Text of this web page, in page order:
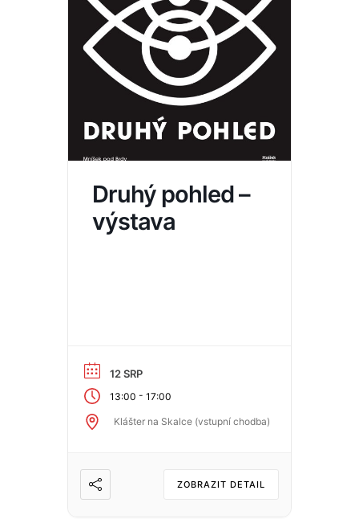
Druhý pohled –
výstava
12 SRP
13:00 - 17:00
Klášter na Skalce (vstupní chodba)
ZOBRAZIT DETAIL